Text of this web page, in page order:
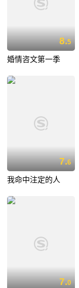
8.5
婚情咨文第一季
7.6
我命中注定的人
7.0